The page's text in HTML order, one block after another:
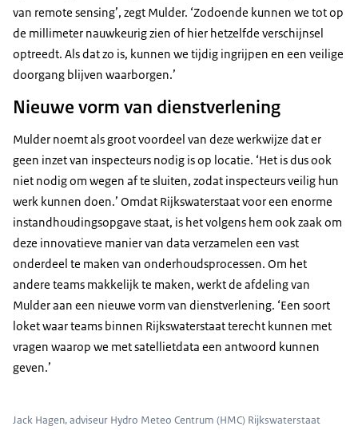
van remote sensing’, zegt Mulder. ‘Zodoende kunnen we tot op
de millimeter nauwkeurig zien of hier hetzelfde verschijnsel
optreedt. Als dat zo is, kunnen we tijdig ingrijpen en een veilige
doorgang blijven waarborgen.’
Nieuwe vorm van dienstverlening
Mulder noemt als groot voordeel van deze werkwijze dat er
geen inzet van inspecteurs nodig is op locatie. ‘Het is dus ook
niet nodig om wegen af te sluiten, zodat inspecteurs veilig hun
werk kunnen doen.’ Omdat Rijkswaterstaat voor een enorme
instandhoudingsopgave staat, is het volgens hem ook zaak om
deze innovatieve manier van data verzamelen een vast
onderdeel te maken van onderhoudsprocessen. Om het
andere teams makkelijk te maken, werkt de afdeling van
Mulder aan een nieuwe vorm van dienstverlening. ‘Een soort
loket waar teams binnen Rijkswaterstaat terecht kunnen met
vragen waarop we met satellietdata een antwoord kunnen
geven.’
Jack Hagen, adviseur Hydro Meteo Centrum (HMC) Rijkswaterstaat